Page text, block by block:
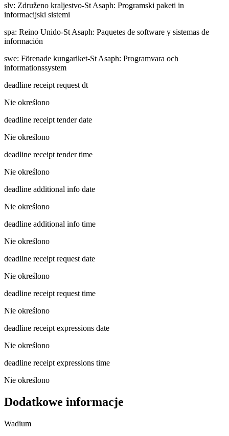
slv: Združeno kraljestvo-St Asaph: Programski paketi in
informacijski sistemi
spa: Reino Unido-St Asaph: Paquetes de software y sistemas de
información
swe: Förenade kungariket-St Asaph: Programvara och
informationssystem
deadline receipt request dt
Nie określono
deadline receipt tender date
Nie określono
deadline receipt tender time
Nie określono
deadline additional info date
Nie określono
deadline additional info time
Nie określono
deadline receipt request date
Nie określono
deadline receipt request time
Nie określono
deadline receipt expressions date
Nie określono
deadline receipt expressions time
Nie określono
Dodatkowe informacje
Wadium